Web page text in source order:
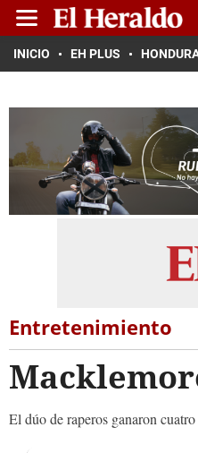
INICIO EH PLUS
Entretenimiento
El dúo de raperos ganaron